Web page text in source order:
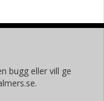
bugg eller vill ge